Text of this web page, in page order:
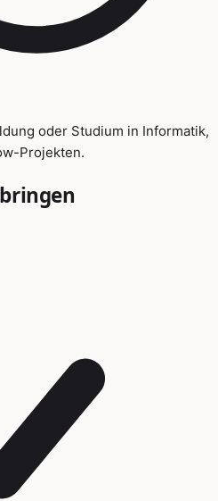
oder Studium in Informatik,
Projekten.